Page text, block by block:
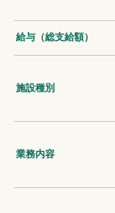
給与（総支給額）
施設種別
業務内容